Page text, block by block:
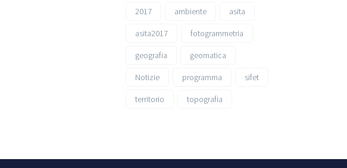
2017 ambiente asita
asita2017 fotogrammetria
geografia geomatica
Notizie programma sifet
territorio topografia